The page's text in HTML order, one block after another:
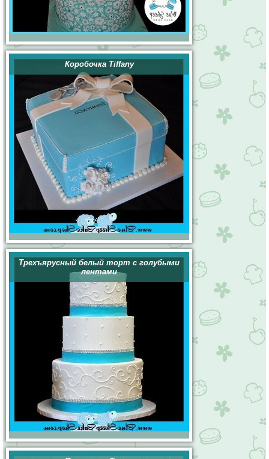
Коробочка Tiffany
Трехъярусный белый торт с голубыми
лентами